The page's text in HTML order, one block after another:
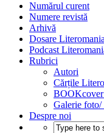
Numărul curent
Numere revistă
Arhivă
Dosare Literomania
Podcast
Rubrici
Autori
Cărțile
BOOKcover
Galerie foto/
Despre noi